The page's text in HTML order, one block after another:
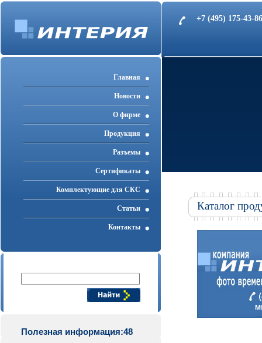
+7 (495) 175-43-
Главная
Новости
О фирме
Продукция
Разъемы
Cертификаты
Комплектующие для СКС
Статьи
Контакты
Полезная информация:48
Каталог